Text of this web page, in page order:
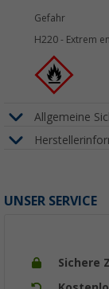
Gefahr
H220 - Extrem
Allgemeine
UNSER SERVICE
Sichere